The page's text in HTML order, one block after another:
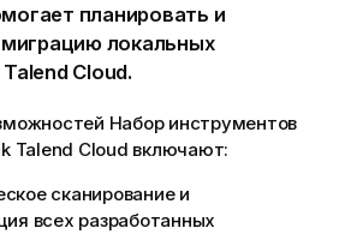
планировать и
локальных
Talend Cloud.
Набор инструментов
Talend Cloud включают:
сканирование и
всех разработанных